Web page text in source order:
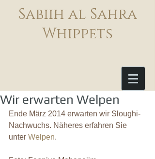
Sabiih al Sahra
Whippets
Wir erwarten Welpen
Ende März 2014 erwarten wir Sloughi-
Nachwuchs. Näheres erfahren Sie
unter Welpen.